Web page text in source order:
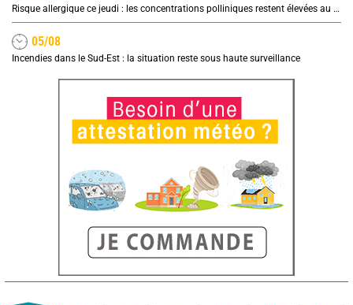
Risque allergique ce jeudi : les concentrations polliniques restent élevées au nord
05/08
Incendies dans le Sud-Est : la situation reste sous haute surveillance